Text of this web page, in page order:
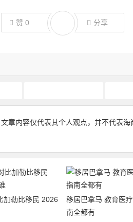
赞0 分享
章内容仅代表其个人观点，并不代表海
加勒比移民 2026
移居巴拿马 教育医
南全都有